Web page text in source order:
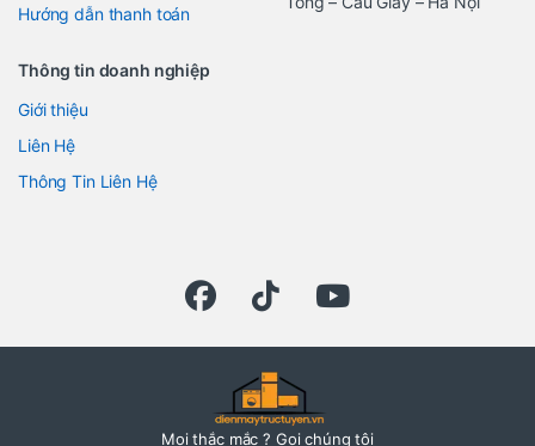
Hướng dẫn thanh toán
Thông tin doanh nghiệp
Giới thiệu
Liên Hệ
Thông Tin Liên Hệ
Mọi thắc mắc ? Gọi chúng tôi